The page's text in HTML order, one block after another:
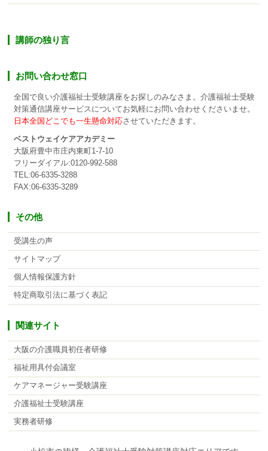
講師の独り言
お問い合わせ窓口
全国で良い介護福祉士受験講座をお探しのみなさま。介護福祉士受験
対策通信講座サービスについてお気軽にお問い合わせくださいませ。
日本全国どこでも一生懸命対応させていただきます。
ベストウェイケアアカデミー
大阪府豊中市庄内東町1-7-10
フリーダイアル:0120-992-588
TEL:06-6335-3288
FAX:06-6335-3289
その他
受講生の声
サイトマップ
個人情報保護方針
特定商取引法に基づく表記
関連サイト
大阪の介護職員初任者研修
福祉用具付会議室
ケアマネージャー受験講座
介護福祉士受験講座
実務者研修